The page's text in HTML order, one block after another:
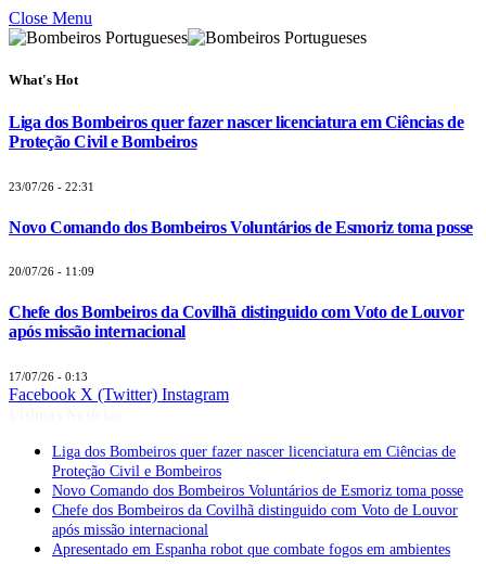
Close Menu
What's Hot
Liga dos Bombeiros quer fazer nascer licenciatura em Ciências de
Proteção Civil e Bombeiros
23/07/26 - 22:31
Novo Comando dos Bombeiros Voluntários de Esmoriz toma posse
20/07/26 - 11:09
Chefe dos Bombeiros da Covilhã distinguido com Voto de Louvor
após missão internacional
17/07/26 - 0:13
Facebook X (Twitter) Instagram
Liga dos Bombeiros quer fazer nascer licenciatura em Ciências de
Proteção Civil e Bombeiros
Novo Comando dos Bombeiros Voluntários de Esmoriz toma posse
Chefe dos Bombeiros da Covilhã distinguido com Voto de Louvor
após missão internacional
Apresentado em Espanha robot que combate fogos em ambientes